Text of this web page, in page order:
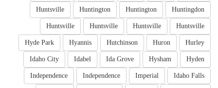
Huntingdon
Huntington
Huntington
Huntsville
Huntsville
Huntsville
Huntsville
Huntsville
Hurley
Huron
Hutchinson
Hyannis
Hyde Park
Hyden
Hysham
Ida Grove
Idabel
Idaho City
Idaho Falls
Imperial
Independence
Independence